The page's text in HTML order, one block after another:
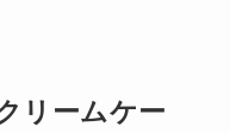
リームケー